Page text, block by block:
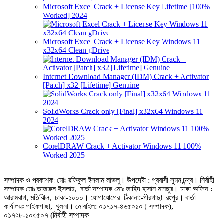
Microsoft Excel Crack + License Key Lifetime [100%
Worked] 2024
Microsoft Excel Crack + License Key Windows 11
x32x64 Clean gDrive
Internet Download Manager (IDM) Crack + Activator
[Patch] x32 [Lifetime] Genuine
SolidWorks Crack only [Final] x32x64 Windows 11
2024
CorelDRAW Crack + Activator Windows 11 100%
Worked 2025
সম্পাদক ও প্রকাশক: মোঃ রফিকুল ইসলাম লাভলু। উপদেষ্টা : প্রবাসী সুমন চন্দ্র। নির্বাহী
সম্পাদক মোঃ তাজরুল‌‌ ইসলাম, বার্তা সম্পাদক মোঃ জাহিদ হাসান মানছুর। ঢাকা অফিস :
আরামবাগ, মতিঝিল, ঢাকা-১০০০। যোগাযোগের ঠিকানা:-পীরগাছা‌, রংপুর। বার্তা
কার্যালয়ঃ পাইকগাছা, খুলনা। মোবাইল: ০১৭১৭-৪৬৫০১০ ( সম্পাদক),
০১৭২৮-১০৩৫০৭ (নির্বাহী সম্পাদক